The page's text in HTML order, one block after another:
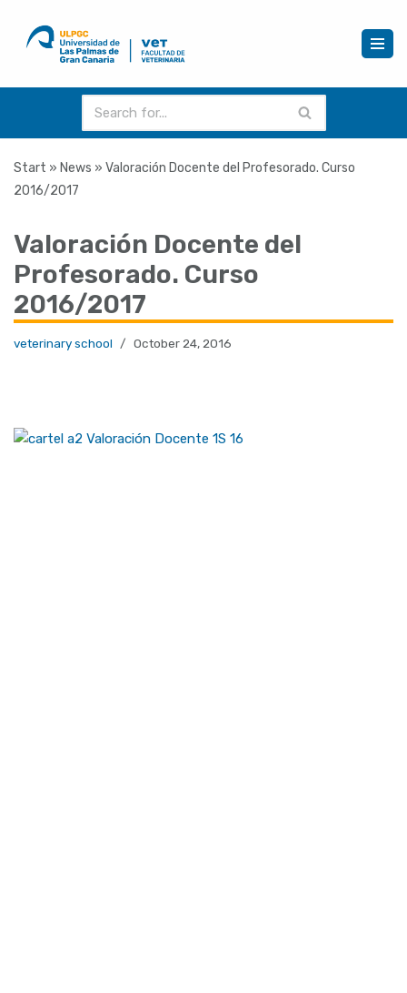
Skip
Start » News » Valoración Docente del Profesorado. Curso
2016/2017
Valoración Docente del
Profesorado. Curso
2016/2017
veterinary school October 24, 2016